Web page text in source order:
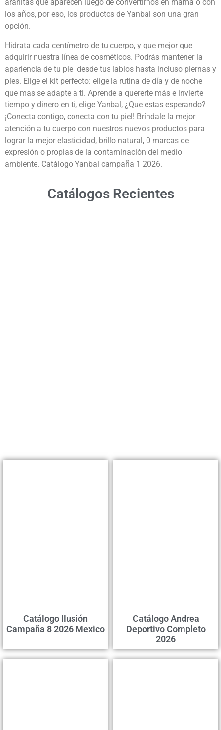
arañitas que aparecen luego de convertirnos en mamá o con
los años, por eso, los productos de Yanbal son una gran
opción.
Hidrata cada centímetro de tu cuerpo, y que mejor que
adquirir nuestra línea de cosméticos. Podrás mantener la
apariencia de tu piel desde tus labios hasta incluso piernas y
pies. Elige el kit perfecto: elige la rutina de día y de noche
que mas se adapte a ti. Aprende a quererte más e invierte
tiempo y dinero en ti, elige Yanbal, ¿Que estas esperando?
¡Conecta contigo, conecta con tu piel! Bríndale la mejor
atención a tu cuerpo con nuestros nuevos productos para
lograr la mejor elasticidad, brillo natural, 0 marcas de
expresión o propias de la contaminación del medio
ambiente. Catálogo Yanbal campaña 1 2026.
Catálogos Recientes
Catálogo Ilusión
Campaña 8 2026 Mexico
Catálogo Andrea
Deportivo Completo
2026